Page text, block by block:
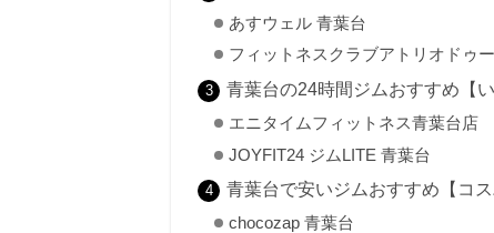
あすウェル 青葉台
フィットネスクラブアトリオドゥ
青葉台の24時間ジムおすすめ【
エニタイムフィットネス青葉台店
JOYFIT24 ジムLITE 青葉台
青葉台で安いジムおすすめ【コス
chocozap 青葉台